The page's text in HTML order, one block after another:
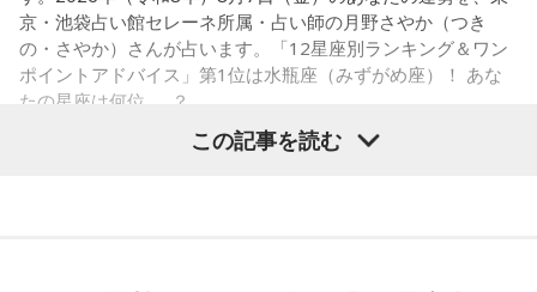
ラルドです」と即答。なかでもプレミアムリブステーキにつ
いては、「脂の乗り方、柔らかさ、肉の質がもうレベルが違
います」と熱く語り、長年愛される名店の魅力を紹介しまし
た。
一方、「お手紙を書きたくなる場所」を尋ねられると、迷わ
もろいな」「遊ぼうや」と友達の輪が一気に広がったといい
ます。
この出来事をきっかけに、「笑いは武器になる」と実感。
「自分を認めてもらうには、人を笑わせればいい」という体
験が、芸人としての原点になったと振り返ります。
ちゃくちゃだし、早口で喋ったもんだから、ただただ引きつ
京・池袋占い館セレーネ所属・占い師の月野さやか（つき
の・さやか）さんが占います。「12星座別ランキング＆ワン
ポイントアドバイス」第1位は水瓶座（みずがめ座）！ あな
たの星座は何位……？
この記事を読む